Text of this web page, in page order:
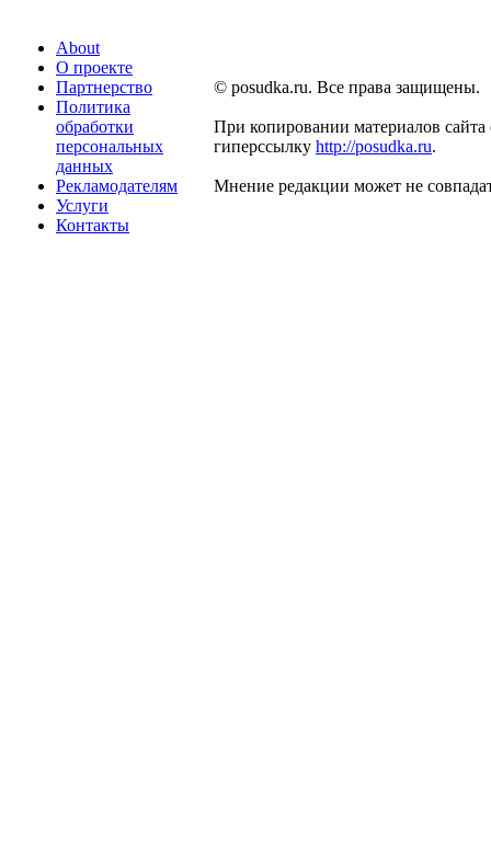
About
О проекте
Партнерство
Политика
обработки
персональных
данных
Рекламодателям
Услуги
Контакты
© posudka.ru. Все права защищены.
При копировании материалов сайта
гиперссылку http://posudka.ru.
Мнение редакции может не